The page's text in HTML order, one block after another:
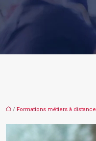
/ Formations métiers à distance